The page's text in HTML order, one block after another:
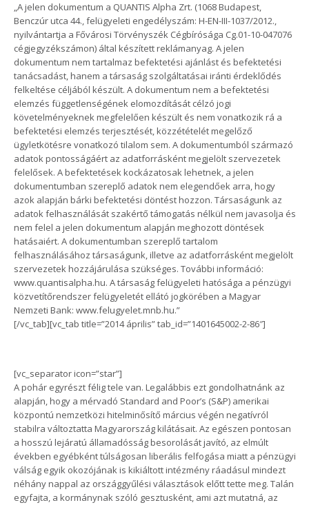
„A jelen dokumentum a QUANTIS Alpha Zrt. (1068 Budapest,
Benczúr utca 44., felügyeleti engedélyszám: H-EN-III-1037/2012.,
nyilvántartja a Fővárosi Törvényszék Cégbírósága Cg.01-10-047076
cégjegyzékszámon) által készített reklámanyag. A jelen
dokumentum nem tartalmaz befektetési ajánlást és befektetési
tanácsadást, hanem a társaság szolgáltatásai iránti érdeklődés
felkeltése céljából készült. A dokumentum nem a befektetési
elemzés függetlenségének elomozdítását célzó jogi
követelményeknek megfelelően készült és nem vonatkozik rá a
befektetési elemzés terjesztését, közzétételét megelőző
ügyletkötésre vonatkozó tilalom sem. A dokumentumból származó
adatok pontosságáért az adatforrásként megjelölt szervezetek
felelősek. A befektetések kockázatosak lehetnek, a jelen
dokumentumban szereplő adatok nem elegendőek arra, hogy
azok alapján bárki befektetési döntést hozzon. Társaságunk az
adatok felhasználását szakértő támogatás nélkül nem javasolja és
nem felel a jelen dokumentum alapján meghozott döntések
hatásaiért. A dokumentumban szereplő tartalom
felhasználásához társaságunk, illetve az adatforrásként megjelölt
szervezetek hozzájárulása szükséges. További információ:
www.quantisalpha.hu. A társaság felügyeleti hatósága a pénzügyi
közvetítőrendszer felügyeletét ellátó jogkörében a Magyar
Nemzeti Bank: www.felugyelet.mnb.hu.”
[/vc_tab][vc_tab title=”2014 április” tab_id=”1401645002-2-86″]
[vc_separator icon=”star”]
A pohár egyrészt félig tele van. Legalábbis ezt gondolhatnánk az
alapján, hogy a mérvadó Standard and Poor’s (S&P) amerikai
központú nemzetközi hitelminősítő március végén negatívról
stabilra változtatta Magyarország kilátásait. Az egészen pontosan
a hosszú lejáratú államadósság besorolását javító, az elmúlt
években egyébként túlságosan liberális felfogása miatt a pénzügyi
válság egyik okozójának is kikiáltott intézmény ráadásul mindezt
néhány nappal az országgyűlési választások előtt tette meg. Talán
egyfajta, a kormánynak szóló gesztusként, ami azt mutatná, az